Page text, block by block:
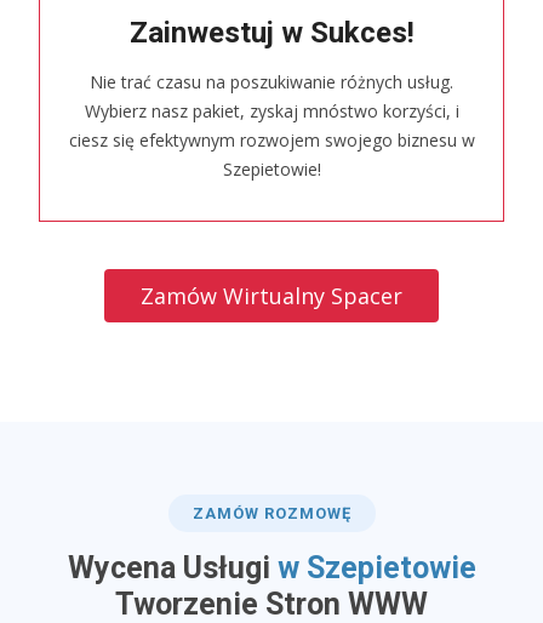
Zainwestuj w Sukces!
Nie trać czasu na poszukiwanie różnych usług.
Wybierz nasz pakiet, zyskaj mnóstwo korzyści, i
ciesz się efektywnym rozwojem swojego biznesu w
Szepietowie!
Zamów Wirtualny Spacer
ZAMÓW ROZMOWĘ
Wycena Usługi w Szepietowie
​Tworzenie Stron WWW